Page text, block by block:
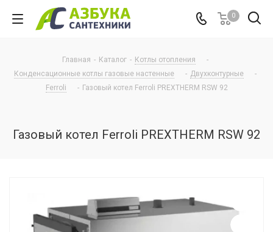
0
Главная - Каталог - Котлы отопления
-
Конденсационные котлы газовые настенные
- Двухконтурные
-
Ferroli
- Газовый котел Ferroli PREXTHERM RSW 92
Газовый котел Ferroli PREXTHERM RSW 92